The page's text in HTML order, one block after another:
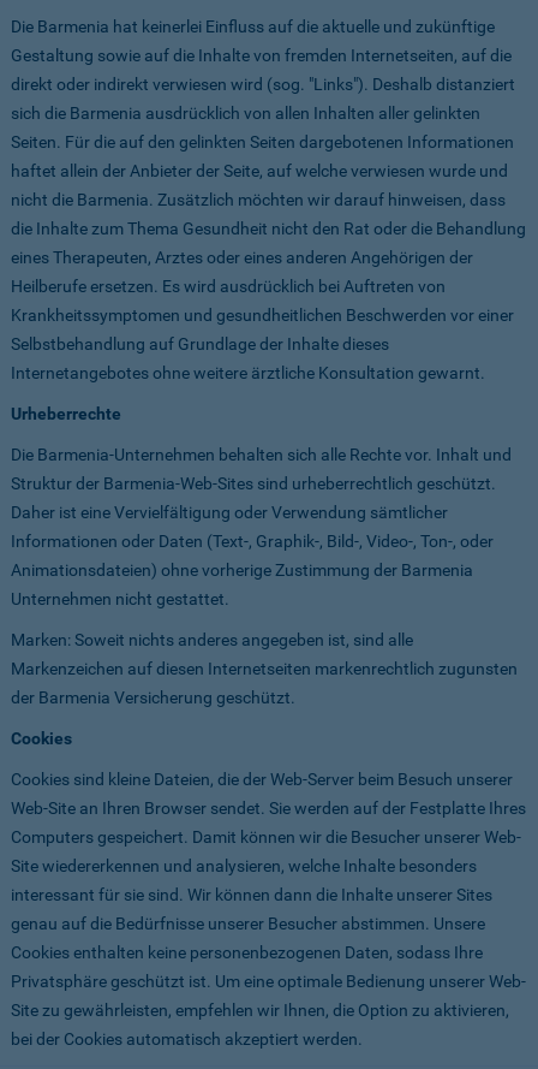
Die Barmenia hat keinerlei Einfluss auf die aktuelle und zukünftige
Gestaltung sowie auf die Inhalte von fremden Internetseiten, auf die
direkt oder indirekt verwiesen wird (sog. "Links"). Deshalb distanziert
sich die Barmenia ausdrücklich von allen Inhalten aller gelinkten
Seiten. Für die auf den gelinkten Seiten dargebotenen Informationen
haftet allein der Anbieter der Seite, auf welche verwiesen wurde und
nicht die Barmenia. Zusätzlich möchten wir darauf hinweisen, dass
die Inhalte zum Thema Gesundheit nicht den Rat oder die Behandlung
eines Therapeuten, Arztes oder eines anderen Angehörigen der
Heilberufe ersetzen. Es wird ausdrücklich bei Auftreten von
Krankheitssymptomen und gesundheitlichen Beschwerden vor einer
Selbstbehandlung auf Grundlage der Inhalte dieses
Internetangebotes ohne weitere ärztliche Konsultation gewarnt.
Urheberrechte
Die Barmenia-Unternehmen behalten sich alle Rechte vor. Inhalt und
Struktur der Barmenia-Web-Sites sind urheberrechtlich geschützt.
Daher ist eine Vervielfältigung oder Verwendung sämtlicher
Informationen oder Daten (Text-, Graphik-, Bild-, Video-, Ton-, oder
Animationsdateien) ohne vorherige Zustimmung der Barmenia
Unternehmen nicht gestattet.
Marken: Soweit nichts anderes angegeben ist, sind alle
Markenzeichen auf diesen Internetseiten markenrechtlich zugunsten
der Barmenia Versicherung geschützt.
Cookies
Cookies sind kleine Dateien, die der Web-Server beim Besuch unserer
Web-Site an Ihren Browser sendet. Sie werden auf der Festplatte Ihres
Computers gespeichert. Damit können wir die Besucher unserer Web-
Site wiedererkennen und analysieren, welche Inhalte besonders
interessant für sie sind. Wir können dann die Inhalte unserer Sites
genau auf die Bedürfnisse unserer Besucher abstimmen. Unsere
Cookies enthalten keine personenbezogenen Daten, sodass Ihre
Privatsphäre geschützt ist. Um eine optimale Bedienung unserer Web-
Site zu gewährleisten, empfehlen wir Ihnen, die Option zu aktivieren,
bei der Cookies automatisch akzeptiert werden.